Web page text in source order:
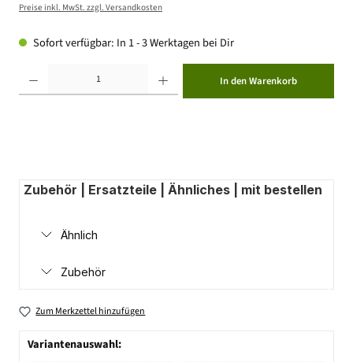
Preise inkl. MwSt. zzgl. Versandkosten
Sofort verfügbar: In 1 - 3 Werktagen bei Dir
In den Warenkorb
Zubehör | Ersatzteile | Ähnliches | mit bestellen
Ähnlich
Zubehör
Zum Merkzettel hinzufügen
Variantenauswahl: